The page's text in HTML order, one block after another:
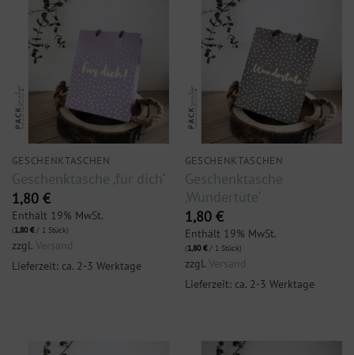
GESCHENKTASCHEN
Geschenktasche ‚für dich‘
1,80 €
Enthält 19% MwSt.
(1,80€/ 1 Stück)
zzgl. Versand
Lieferzeit: ca. 2-3 Werktage
GESCHENKTASCHEN
Geschenktasche
‚Wundertüte‘
1,80 €
Enthält 19% MwSt.
(1,80€/ 1 Stück)
zzgl. Versand
Lieferzeit: ca. 2-3 Werktage